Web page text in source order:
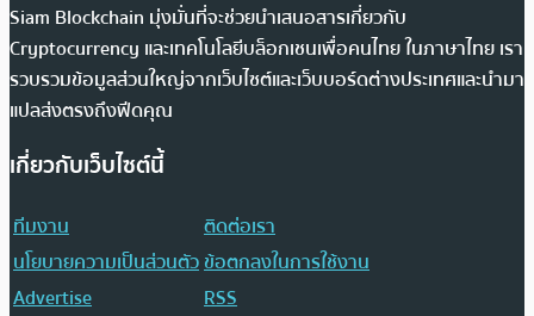
Siam Blockchain มุ่งมั่นที่จะช่วยนำเสนอสารเกี่ยวกับ
Cryptocurrency และเทคโนโลยีบล็อกเชนเพื่อคนไทย ในภาษาไทย เรา
รวบรวมข้อมูลส่วนใหญ่จากเว็บไซต์และเว็บบอร์ดต่างประเทศและนำมา
แปลส่งตรงถึงฟีดคุณ
เกี่ยวกับเว็บไซต์นี้
ทีมงาน
ติดต่อเรา
นโยบายความเป็นส่วนตัวข้อตกลงในการใช้งาน
Advertise
RSS